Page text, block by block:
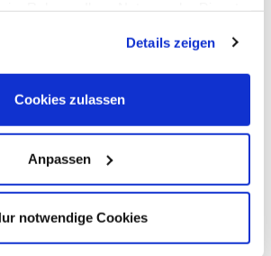
Daten in den USA ein. Alle weiteren
finden Sie in unseren
.
Details zeigen
Cookies zulassen
Anpassen
notwendige Cookies
werden.
Meinung nach die wichtigsten
in Bezug auf Komfort und Sicherheit
sein, darauf einzugehen und
schätze ich als äußerst